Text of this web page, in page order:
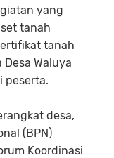
yang
tanah
tanah
Waluya
peserta.
desa,
(BPN)
Koordinasi